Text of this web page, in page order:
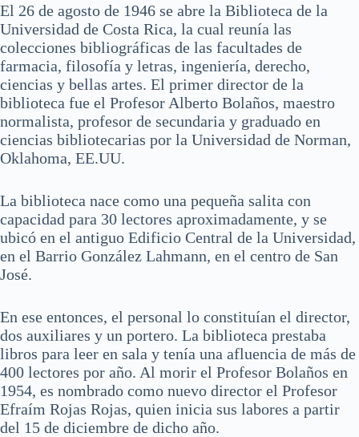
El 26 de agosto de 1946 se abre la Biblioteca de la
Universidad de Costa Rica, la cual reunía las
colecciones bibliográficas de las facultades de
farmacia, filosofía y letras, ingeniería, derecho,
ciencias y bellas artes. El primer director de la
biblioteca fue el Profesor Alberto Bolaños, maestro
normalista, profesor de secundaria y graduado en
ciencias bibliotecarias por la Universidad de Norman,
Oklahoma, EE.UU.
La biblioteca nace como una pequeña salita con
capacidad para 30 lectores aproximadamente, y se
ubicó en el antiguo Edificio Central de la Universidad,
en el Barrio González Lahmann, en el centro de San
José.
En ese entonces, el personal lo constituían el director,
dos auxiliares y un portero. La biblioteca prestaba
libros para leer en sala y tenía una afluencia de más de
400 lectores por año. Al morir el Profesor Bolaños en
1954, es nombrado como nuevo director el Profesor
Efraím Rojas Rojas, quien inicia sus labores a partir
del 15 de diciembre de dicho año.